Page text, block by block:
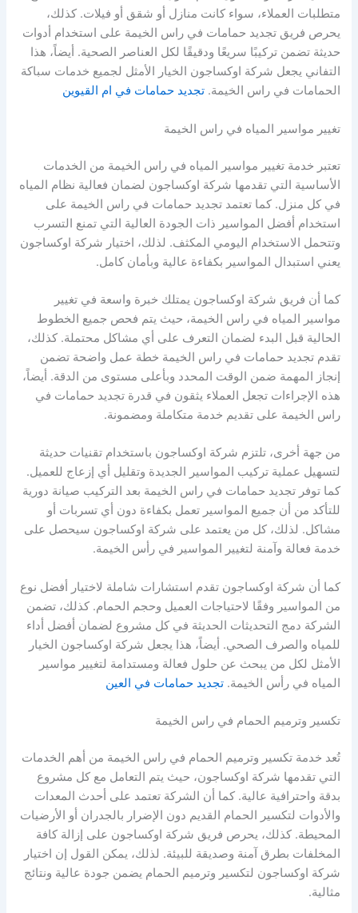
متطلبات العملاء، سواء كانت منازل أو شقق أو فيلات. كذلك،
يحرص فريق تجديد حمامات في راس الخيمة على استخدام أدوات
حديثة تضمن تركيبًا سريعًا ودقيقًا لكل العناصر الصحية. أيضاً، هذا
التفاني يجعل شركة اوكساجون الخيار الأمثل لجميع خدمات سباكة
الحمامات في راس الخيمة.تجديد حمامات في ام القيوين
تغيير مواسير المياه في راس الخيمة
تعتبر خدمة تغيير مواسير المياه في راس الخيمة من الخدمات
الأساسية التي تقدمها شركة اوكساجون لضمان فعالية نظام المياه
في كل منزل. كما تعتمد تجديد حمامات في راس الخيمة على
استخدام أفضل المواسير ذات الجودة العالية التي تمنع التسرب
وتتحمل الاستخدام اليومي المكثف. لذلك، اختيار شركة اوكساجون
يعني استبدال المواسير بكفاءة عالية وبأمان كامل.
كما أن فريق شركة اوكساجون يمتلك خبرة واسعة في تغيير
مواسير المياه في راس الخيمة، حيث يتم فحص جميع الخطوط
الحالية قبل البدء لضمان التعرف على أي مشاكل محتملة. كذلك،
تقدم تجديد حمامات في راس الخيمة خطة عمل واضحة تضمن
إنجاز المهمة ضمن الوقت المحدد وبأعلى مستوى من الدقة. أيضاً،
هذه الإجراءات تجعل العملاء يثقون في قدرة تجديد حمامات في
راس الخيمة على تقديم خدمة متكاملة ومضمونة.
من جهة أخرى، تلتزم شركة اوكساجون باستخدام تقنيات حديثة
لتسهيل عملية تركيب المواسير الجديدة وتقليل أي إزعاج للعميل.
كما توفر تجديد حمامات في راس الخيمة بعد التركيب صيانة دورية
للتأكد من أن جميع المواسير تعمل بكفاءة دون أي تسربات أو
مشاكل. لذلك، كل من يعتمد على شركة اوكساجون سيحصل على
خدمة فعالة وآمنة لتغيير المواسير في رأس الخيمة.
كما أن شركة اوكساجون تقدم استشارات شاملة لاختيار أفضل نوع
من المواسير وفقًا لاحتياجات العميل وحجم الحمام. كذلك، تضمن
الشركة دمج التحديثات الحديثة في كل مشروع لضمان أفضل أداء
للمياه والصرف الصحي. أيضاً، هذا يجعل شركة اوكساجون الخيار
الأمثل لكل من يبحث عن حلول فعالة ومستدامة لتغيير مواسير
المياه في رأس الخيمة.تجديد حمامات في العين
تكسير وترميم الحمام في راس الخيمة
تُعد خدمة تكسير وترميم الحمام في راس الخيمة من أهم الخدمات
التي تقدمها شركة اوكساجون، حيث يتم التعامل مع كل مشروع
بدقة واحترافية عالية. كما أن الشركة تعتمد على أحدث المعدات
والأدوات لتكسير الحمام القديم دون الإضرار بالجدران أو الأرضيات
المحيطة. كذلك، يحرص فريق شركة اوكساجون على إزالة كافة
المخلفات بطرق آمنة وصديقة للبيئة. لذلك، يمكن القول إن اختيار
شركة اوكساجون لتكسير وترميم الحمام يضمن جودة عالية ونتائج
مثالية.